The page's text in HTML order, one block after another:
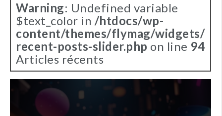
Warning: Undefined variable
$text_color in /htdocs/wp-
content/themes/flymag/widgets/
recent-posts-slider.php on line 94
Articles récents